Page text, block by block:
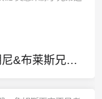
布朗尼&布莱斯兄弟定制同款金项链 灵感来源于兄弟之情